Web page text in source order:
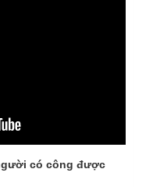
có công được